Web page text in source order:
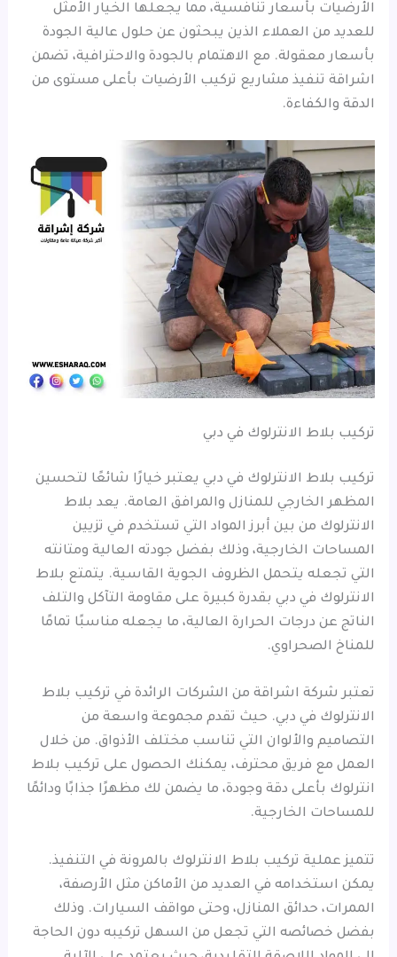
الأرضيات بأسعار تنافسية، مما يجعلها الخيار الأمثل
للعديد من العملاء الذين يبحثون عن حلول عالية الجودة
بأسعار معقولة. مع الاهتمام بالجودة والاحترافية، تضمن
اشراقة تنفيذ مشاريع تركيب الأرضيات بأعلى مستوى من
الدقة والكفاءة.
تركيب بلاط الانترلوك في دبي
تركيب بلاط الانترلوك في دبي يعتبر خيارًا شائعًا لتحسين
المظهر الخارجي للمنازل والمرافق العامة. يعد بلاط
الانترلوك من بين أبرز المواد التي تستخدم في تزيين
المساحات الخارجية، وذلك بفضل جودته العالية ومتانته
التي تجعله يتحمل الظروف الجوية القاسية. يتمتع بلاط
الانترلوك في دبي بقدرة كبيرة على مقاومة التآكل والتلف
الناتج عن درجات الحرارة العالية، ما يجعله مناسبًا تمامًا
للمناخ الصحراوي.
تعتبر شركة اشراقة من الشركات الرائدة في تركيب بلاط
الانترلوك في دبي. حيث تقدم مجموعة واسعة من
التصاميم والألوان التي تناسب مختلف الأذواق. من خلال
العمل مع فريق محترف، يمكنك الحصول على تركيب بلاط
انترلوك بأعلى دقة وجودة، ما يضمن لك مظهرًا جذابًا ودائمًا
للمساحات الخارجية.
تتميز عملية تركيب بلاط الانترلوك بالمرونة في التنفيذ.
يمكن استخدامه في العديد من الأماكن مثل الأرصفة،
الممرات، حدائق المنازل، وحتى مواقف السيارات. وذلك
بفضل خصائصه التي تجعل من السهل تركيبه دون الحاجة